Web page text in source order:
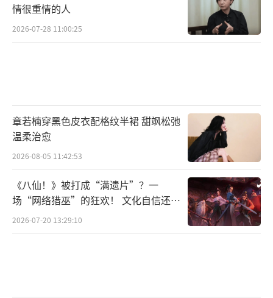
情很重情的人
2026-07-28 11:00:25
章若楠穿黑色皮衣配格纹半裙 甜飒松弛
温柔治愈
2026-08-05 11:42:53
《八仙！》被打成“满遗片”？一
场“网络猎巫”的狂欢！ 文化自信还是
焦虑？
2026-07-20 13:29:10